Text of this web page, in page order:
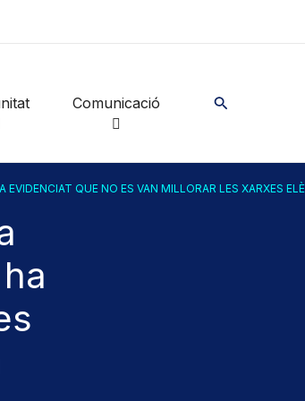
Comunicació Cerca
QUE NO ES VAN MILLORAR LES XARXES